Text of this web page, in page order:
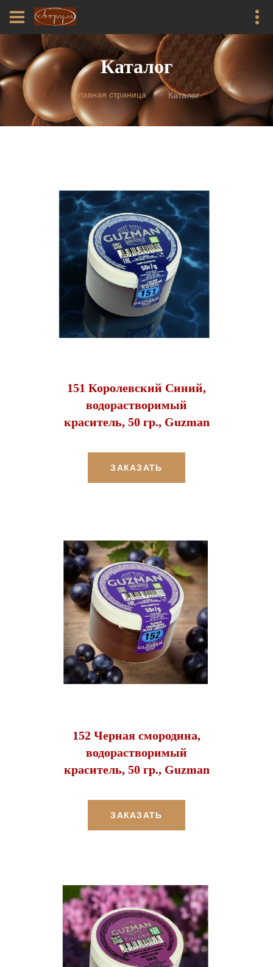
Каталог
Главная страница Каталог
151 Королевский Синий,
водорастворимый
краситель, 50 гр., Guzman
ЗАКАЗАТЬ
152 Черная смородина,
водорастворимый
краситель, 50 гр., Guzman
ЗАКАЗАТЬ